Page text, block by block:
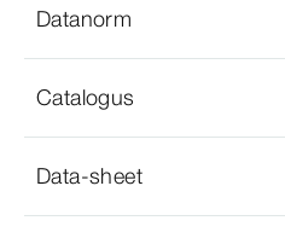
Datanorm
Catalogus
Data-sheet